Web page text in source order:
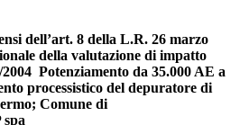
dell’art. 8 della L.R. 26 marzo
della valutazione di impatto
Potenziamento da 35.000 AE a
processistico del depuratore di
Comune di